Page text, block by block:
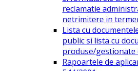
reclamatie
netrimitere in
Lista cu
public si lista cu
produse/gestionate
Rapoartele de